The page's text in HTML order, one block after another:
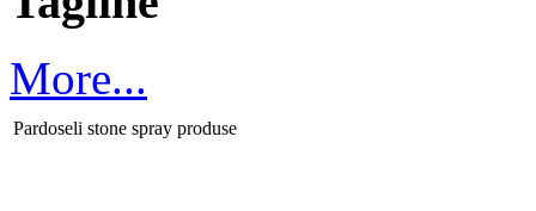
More...
Pardoseli stone spray produse